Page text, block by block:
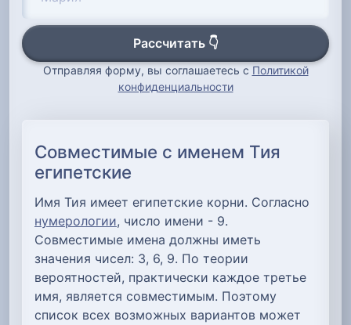
Рассчитать 👇
Отправляя форму, вы соглашаетесь с Политикой
конфиденциальности
Совместимые с именем Тия
египетские
Имя Тия имеет египетские корни. Согласно
нумерологии, число имени - 9.
Совместимые имена должны иметь
значения чисел: 3, 6, 9. По теории
вероятностей, практически каждое третье
имя, является совместимым. Поэтому
список всех возможных вариантов может